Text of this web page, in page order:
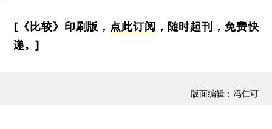
[《比较》印刷版， 点此订阅 ，随时起刊，免费快
递。]
版面编辑：冯仁可